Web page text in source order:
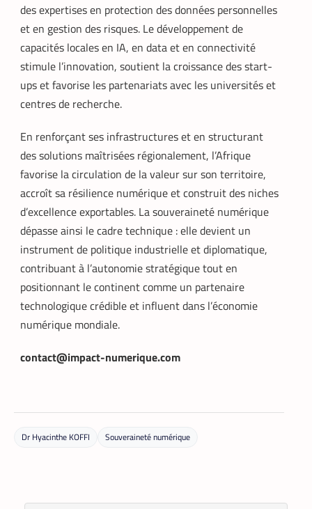
des expertises en protection des données personnelles
et en gestion des risques. Le développement de
capacités locales en IA, en data et en connectivité
stimule l’innovation, soutient la croissance des start-
ups et favorise les partenariats avec les universités et
centres de recherche.
En renforçant ses infrastructures et en structurant
des solutions maîtrisées régionalement, l’Afrique
favorise la circulation de la valeur sur son territoire,
accroît sa résilience numérique et construit des niches
d’excellence exportables. La souveraineté numérique
dépasse ainsi le cadre technique : elle devient un
instrument de politique industrielle et diplomatique,
contribuant à l’autonomie stratégique tout en
positionnant le continent comme un partenaire
technologique crédible et influent dans l’économie
numérique mondiale.
contact@impact-numerique.com
Dr Hyacinthe KOFFI Souveraineté numérique
DATACENTER ,
TECH MONDE
Data center : 70 % d’énergie économisée
pour un retour sur investissement
triennal
La Rédaction 21 mai 2026
Un leader mondial des infrastructures
numériques annonce la réduction de 70
% de la consommation d’énergie de
Madrid.